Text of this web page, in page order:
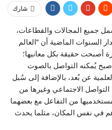
شارك
جميع المجالات والقطاعات،
السنوات الماضية أن “العالم
أصبحت حقيقة بكل معانيها؛
يُمكنه التواصل بالصوت
عن بُعد، بالإضافة إلى سُبل
الاجتماعي وغيرها من
من التفاعل مع بعضهما
في نفس المكان، مثلما يحدث